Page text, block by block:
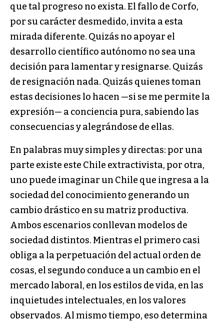
que tal progreso no exista. El fallo de Corfo,
por su carácter desmedido, invita a esta
mirada diferente. Quizás no apoyar el
desarrollo científico autónomo no sea una
decisión para lamentar y resignarse. Quizás
de resignación nada. Quizás quienes toman
estas decisiones lo hacen —si se me permite la
expresión— a conciencia pura, sabiendo las
consecuencias y alegrándose de ellas.
En palabras muy simples y directas: por una
parte existe este Chile extractivista, por otra,
uno puede imaginar un Chile que ingresa a la
sociedad del conocimiento generando un
cambio drástico en su matriz productiva.
Ambos escenarios conllevan modelos de
sociedad distintos. Mientras el primero casi
obliga a la perpetuación del actual orden de
cosas, el segundo conduce a un cambio en el
mercado laboral, en los estilos de vida, en las
inquietudes intelectuales, en los valores
observados. Al mismo tiempo, eso determina